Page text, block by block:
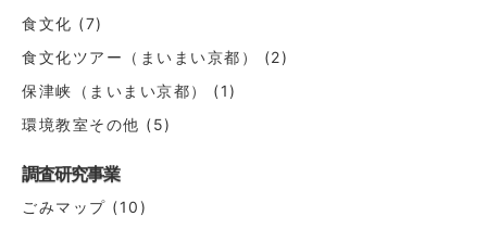
食文化 (7)
食文化ツアー（まいまい京都）
(2)
保津峡（まいまい京都）
(1)
環境教室その他 (5)
調査研究事業
ごみマップ (10)